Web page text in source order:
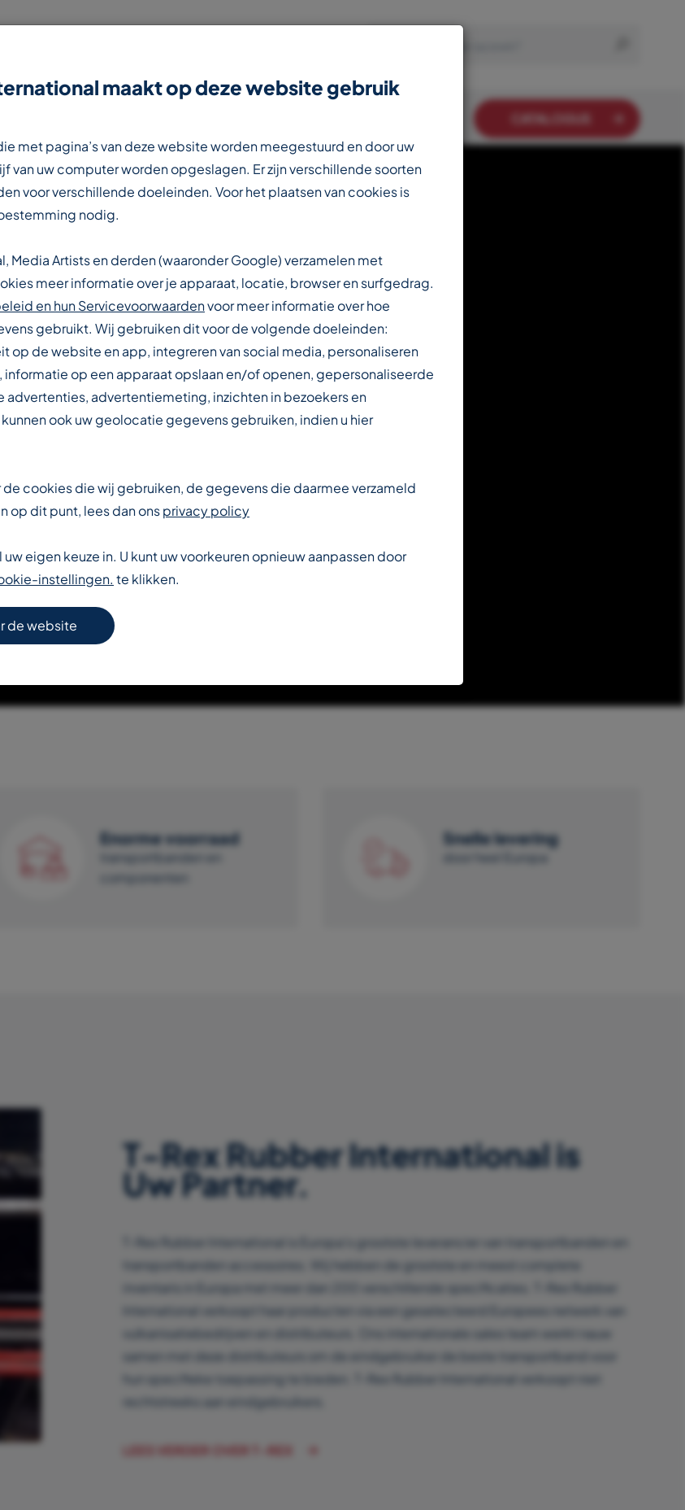
CATALOGUS
DE
OVER T-REX
Enorme voorraad
transportbanden en
componenten
Snelle levering
door heel Europa
T-Rex Rubber International is
Uw Partner.
T-Rex Rubber International is Europa’s grootste leverancier van transportbanden en
transportbanden accessoires. Wij hebben de grootste en meest complete
inventaris in Europa met meer dan 200 verschillende specificaties. T-Rex Rubber
International verkoopt haar producten via een geselecteerd Europees netwerk van
vulkanisatiebedrijven en distributeurs. Ons internationale sales team werkt nauw
samen met deze distributeurs om de eindgebruiker de beste transportband voor
hun specifieke toepassing te bieden. T-Rex Rubber International verkoopt niet
rechtstreeks aan eindgebruikers.
LEES VERDER OVER T-REX
maakt op deze website gebruik
met pagina’s van deze website worden meegestuurd en door uw
van uw computer worden opgeslagen. Er zijn verschillende soorten
voor verschillende doeleinden. Voor het plaatsen van cookies is
nodig.
Media Artists en derden (waaronder Google) verzamelen met
meer informatie over je apparaat, locatie, browser en surfgedrag.
en hun Servicevoorwaardenvoor meer informatie over hoe
gebruikt. Wij gebruiken dit voor de volgende doeleinden:
op de website en app, integreren van social media, personaliseren
informatie op een apparaat opslaan en/of openen, gepersonaliseerde
advertenties, advertentiemeting, inzichten in bezoekers en
ook uw geolocatie gegevens gebruiken, indien u hier
de cookies die wij gebruiken, de gegevens die daarmee verzameld
op dit punt, lees dan onsprivacy policy
eigen keuze in. U kunt uw voorkeuren opnieuw aanpassen door
instellingen. te klikken.
de website